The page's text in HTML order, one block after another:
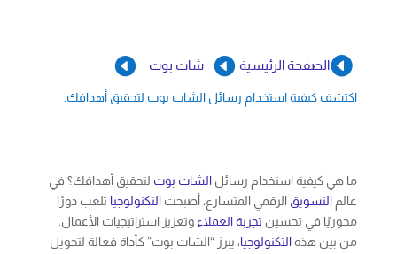
الصفحة الرئيسية  شات بوت 
اكتشف كيفية استخدام رسائل الشات بوت لتحقيق أهدافك.
ما هي كيفية استخدام رسائل الشات بوت لتحقيق أهدافك؟ في
عالم التسويق الرقمي المتسارع، أصبحت التكنولوجيا تلعب دورًا
محوريًا في تحسين تجربة العملاء وتعزيز استراتيجيات الأعمال.
من بين هذهالتكنولوجيا، يبرز “الشات بوت” كأداة فعالة لتحويل